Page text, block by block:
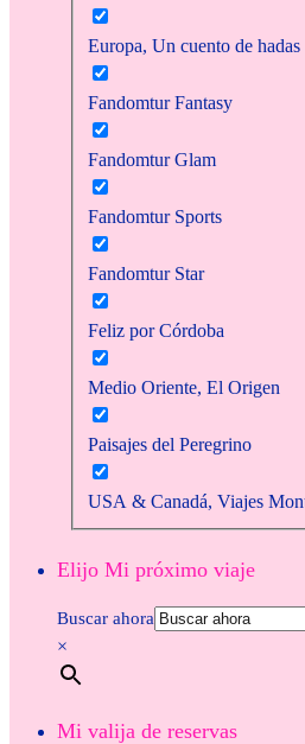
Europa, Un cuento de hadas
Fandomtur Fantasy
Fandomtur Glam
Fandomtur Sports
Fandomtur Star
Feliz por Córdoba
Medio Oriente, El Origen
Paisajes del Peregrino
USA & Canadá, Viajes
Elijo Mi próximo viaje
Buscar ahora
×
Mi valija de reservas